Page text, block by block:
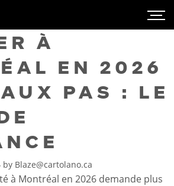
À
EN 2026
PAS : LE
by Blaze@cartolano.ca
à Montréal en 2026 demande plus